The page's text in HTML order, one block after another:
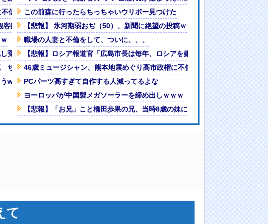
体30点の女ｗｗｗ
題歌は必要か?」論争
能判定された人間って割とガチめに差別されるよな・・・
相互RSS
信感「支持率回復のための好機のように…」 七尾旅人
数！地上波中継＆劇的な試合展開でSNSでも話題に
冤罪当事者が失望する内容に終わる
ちいかわの監督「原作に忠実に」→爆売れ
www
この前森に行ったらちっちゃいウリボー見つけた
【悲報】 氷河期弱おぢ（50）、新聞に絶望の投稿ｗｗｗｗｗｗｗｗｗｗｗ
職場の人妻と不倫をして、ついに、、、
【悲報】ロシア報道官「広島市長は毎年、ロシアを嫌悪する『偽りの呪文』
46歳ミュージシャン、熊本地震めぐり高市政権に不信感「支持率回復のため
PCパーツ高すぎて自作する人減ってるよな
ヨーロッパが中国製メガソーラーを締め出しｗｗｗ
【悲報】「お兄」こと橋田歩果の兄、当時8歳の妹にとんでもないことを頼む
て